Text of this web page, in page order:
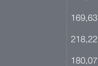
169,63
218,22
180,07